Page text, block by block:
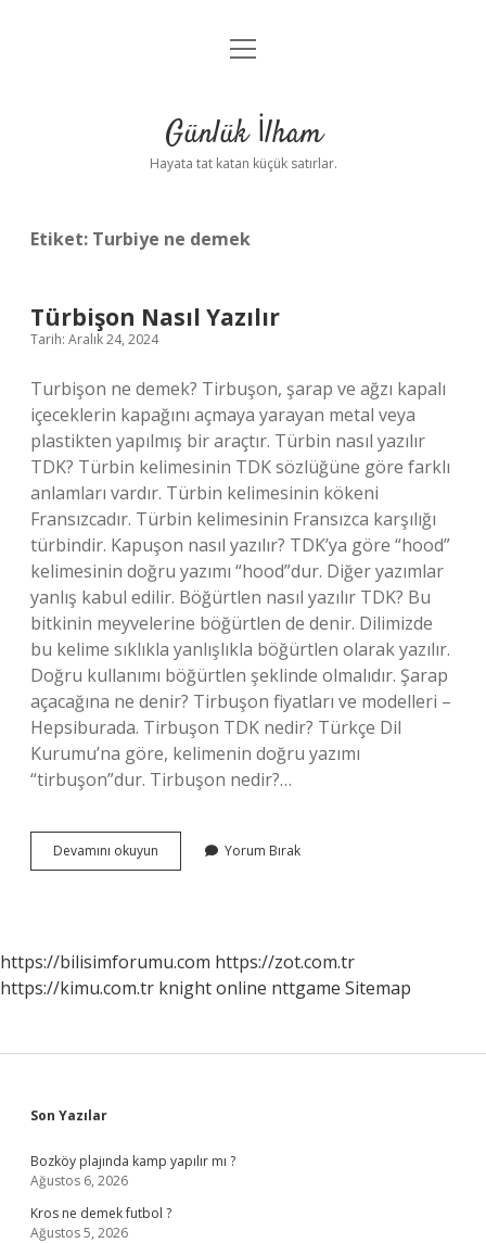
Anasayfa
Yasal Uyarı
menüyü
Günlük İlham
Hayata tat katan küçük satırlar.
Etiket: Turbiye ne demek
Türbişon Nasıl Yazılır
Tarih: Aralık 24, 2024
Turbişon ne demek? Tirbuşon, şarap ve ağzı kapalı
içeceklerin kapağını açmaya yarayan metal veya
plastikten yapılmış bir araçtır. Türbin nasıl yazılır
TDK? Türbin kelimesinin TDK sözlüğüne göre farklı
anlamları vardır. Türbin kelimesinin kökeni
Fransızcadır. Türbin kelimesinin Fransızca karşılığı
türbindir. Kapuşon nasıl yazılır? TDK’ya göre “hood”
kelimesinin doğru yazımı “hood”dur. Diğer yazımlar
yanlış kabul edilir. Böğürtlen nasıl yazılır TDK? Bu
bitkinin meyvelerine böğürtlen de denir. Dilimizde
bu kelime sıklıkla yanlışlıkla böğürtlen olarak yazılır.
Doğru kullanımı böğürtlen şeklinde olmalıdır. Şarap
açacağına ne denir? Tirbuşon fiyatları ve modelleri –
Hepsiburada. Tirbuşon TDK nedir? Türkçe Dil
Kurumu’na göre, kelimenin doğru yazımı
“tirbuşon”dur. Tirbuşon nedir?…
Devamını okuyun Türbişon
Nasıl
Yorum Bırak
https://bilisimforumu.com https://zot.com.tr
https://kimu.com.tr knight online nttgame Sitemap
Sidebar
Son Yazılar
Bozköy plajında kamp yapılır mı ?
Ağustos 6, 2026
Kros ne demek futbol ?
Ağustos 5, 2026